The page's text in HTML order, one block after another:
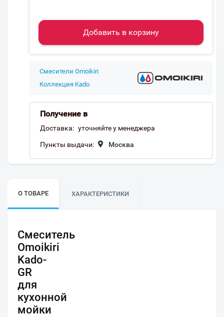
Добавить в корзину
Смесители Omoikiri
Коллекция Kado
Получение в
Доставка: уточняйте у менеджера
Пункты выдачи: Москва
О ТОВАРЕ ХАРАКТЕРИСТИКИ
Смеситель
Omoikiri
Kado-
GR
для
кухонной
мойки